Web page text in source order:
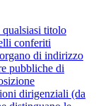
titolo
conferiti
di indirizzo
pubbliche di
dirigenziali (da